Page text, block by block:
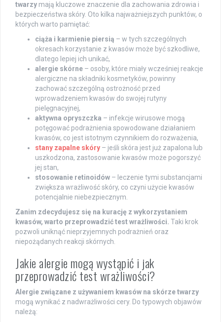
twarzy mają kluczowe znaczenie dla zachowania zdrowia i
bezpieczeństwa skóry. Oto kilka najważniejszych punktów, o
których warto pamiętać:
ciąża i karmienie piersią – w tych szczególnych
okresach korzystanie z kwasów może być szkodliwe,
dlatego lepiej ich unikać,
alergie skórne – osoby, które miały wcześniej reakcje
alergiczne na składniki kosmetyków, powinny
zachować szczególną ostrożność przed
wprowadzeniem kwasów do swojej rutyny
pielęgnacyjnej,
aktywna opryszczka – infekcje wirusowe mogą
potęgować podrażnienia spowodowane działaniem
kwasów, co jest istotnym czynnikiem do rozważenia,
stany zapalne skóry – jeśli skóra jest już zapalona lub
uszkodzona, zastosowanie kwasów może pogorszyć
jej stan,
stosowanie retinoidów – leczenie tymi substancjami
zwiększa wrażliwość skóry, co czyni użycie kwasów
potencjalnie niebezpiecznym.
Zanim zdecydujesz się na kurację z wykorzystaniem
kwasów, warto przeprowadzić test wrażliwości. Taki krok
pozwoli uniknąć nieprzyjemnych podrażnień oraz
niepożądanych reakcji skórnych.
Jakie alergie mogą wystąpić i jak
przeprowadzić test wrażliwości?
Alergie związane z używaniem kwasów na skórze twarzy
mogą wynikać z nadwrażliwości cery. Do typowych objawów
należą: